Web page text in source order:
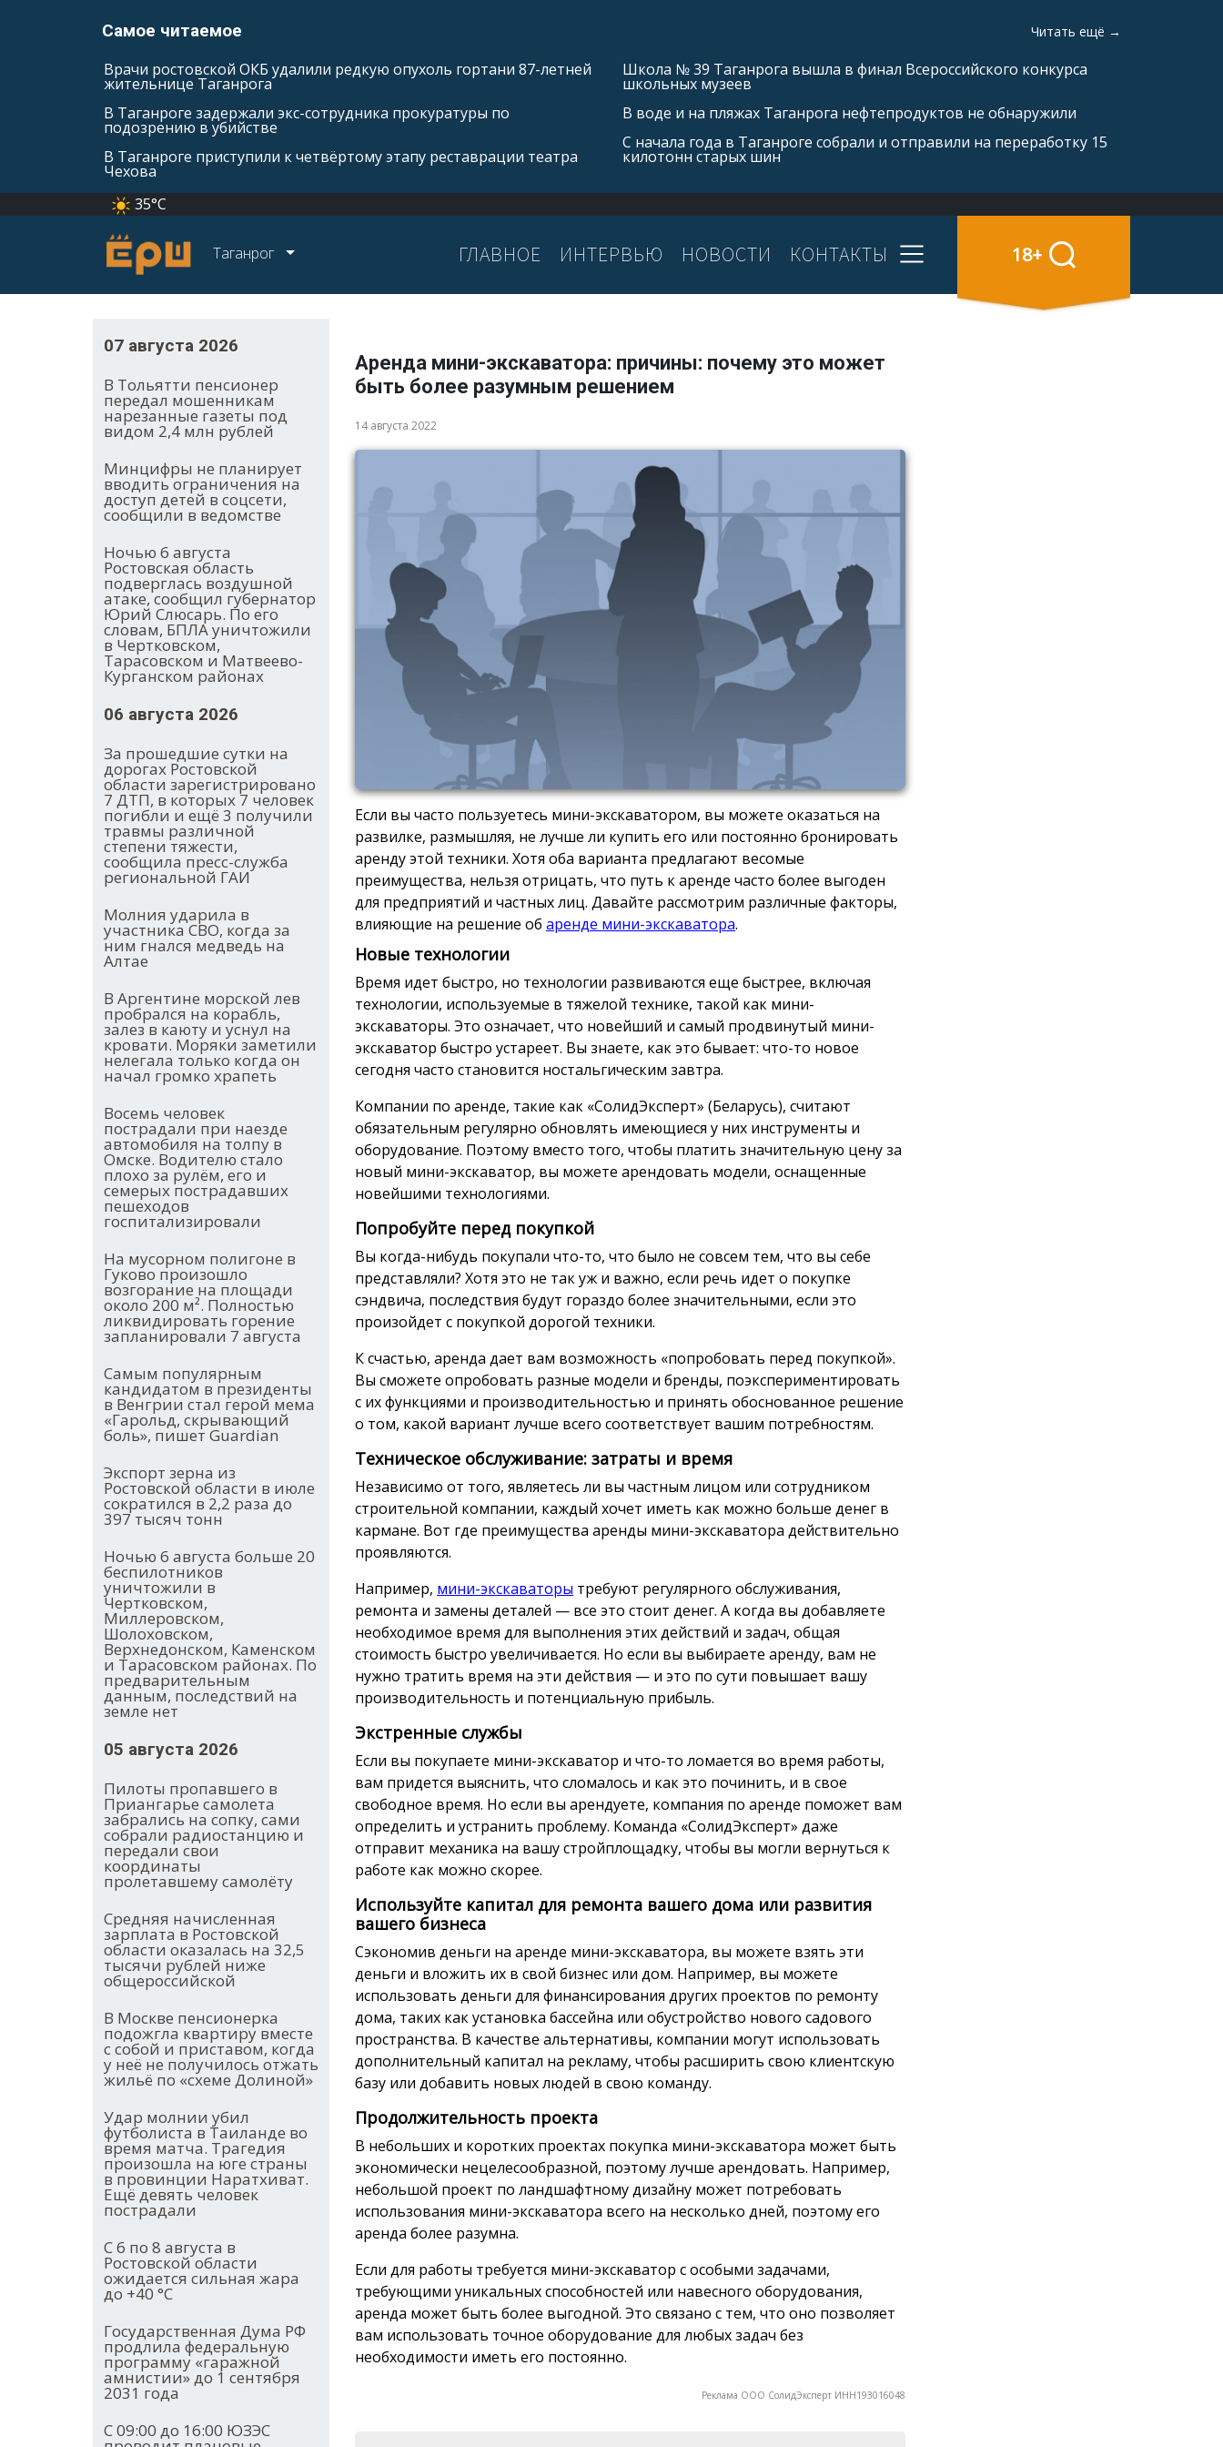
Самое читаемое Читать ещё →
Врачи ростовской ОКБ удалили редкую опухоль гортани 87-летней
жительнице Таганрога
В Таганроге задержали экс-сотрудника прокуратуры по
подозрению в убийстве
В Таганроге приступили к четвёртому этапу реставрации театра
Чехова
Школа № 39 Таганрога вышла в финал Всероссийского конкурса
школьных музеев
В воде и на пляжах Таганрога нефтепродуктов не обнаружили
С начала года в Таганроге собрали и отправили на переработку 15
килотонн старых шин
35°C
Таганрог ГЛАВНОЕ ИНТЕРВЬЮ НОВОСТИ КОНТАКТЫ 18+
07 августа 2026
В Тольятти пенсионер
передал мошенникам
нарезанные газеты под
видом 2,4 млн рублей
Минцифры не планирует
вводить ограничения на
доступ детей в соцсети,
сообщили в ведомстве
Ночью 6 августа
Ростовская область
подверглась воздушной
атаке, сообщил губернатор
Юрий Слюсарь. По его
словам, БПЛА уничтожили
в Чертковском,
Тарасовском и Матвеево-
Курганском районах
06 августа 2026
За прошедшие сутки на
дорогах Ростовской
области зарегистрировано
7 ДТП, в которых 7 человек
погибли и ещё 3 получили
травмы различной
степени тяжести,
сообщила пресс-служба
региональной ГАИ
Молния ударила в
участника СВО, когда за
ним гнался медведь на
Алтае
В Аргентине морской лев
пробрался на корабль,
залез в каюту и уснул на
кровати. Моряки заметили
нелегала только когда он
начал громко храпеть
Восемь человек
пострадали при наезде
автомобиля на толпу в
Омске. Водителю стало
плохо за рулём, его и
семерых пострадавших
пешеходов
госпитализировали
На мусорном полигоне в
Гуково произошло
возгорание на площади
около 200 м². Полностью
ликвидировать горение
запланировали 7 августа
Самым популярным
кандидатом в президенты
в Венгрии стал герой мема
«Гарольд, скрывающий
боль», пишет Guardian
Экспорт зерна из
Ростовской области в июле
сократился в 2,2 раза до
397 тысяч тонн
Ночью 6 августа больше 20
беспилотников
уничтожили в
Чертковском,
Миллеровском,
Шолоховском,
Верхнедонском, Каменском
и Тарасовском районах. По
предварительным
данным, последствий на
земле нет
05 августа 2026
Пилоты пропавшего в
Приангарье самолета
забрались на сопку, сами
собрали радиостанцию и
передали свои
координаты
пролетавшему самолёту
Средняя начисленная
зарплата в Ростовской
области оказалась на 32,5
тысячи рублей ниже
общероссийской
В Москве пенсионерка
подожгла квартиру вместе
с собой и приставом, когда
у неё не получилось отжать
жильё по «схеме Долиной»
Удар молнии убил
футболиста в Таиланде во
время матча. Трагедия
произошла на юге страны
в провинции Наратхиват.
Ещё девять человек
пострадали
С 6 по 8 августа в
Ростовской области
ожидается сильная жара
до +40 °С
Государственная Дума РФ
продлила федеральную
программу «гаражной
амнистии» до 1 сентября
2031 года
С 09:00 до 16:00 ЮЗЭС
Аренда мини-экскаватора: причины: почему это может
быть более разумным решением
14 августа 2022
Если вы часто пользуетесь мини-экскаватором, вы можете оказаться на
развилке, размышляя, не лучше ли купить его или постоянно бронировать
аренду этой техники. Хотя оба варианта предлагают весомые
преимущества, нельзя отрицать, что путь к аренде часто более выгоден
для предприятий и частных лиц. Давайте рассмотрим различные факторы,
влияющие на решение об аренде мини-экскаватора.
Новые технологии
Время идет быстро, но технологии развиваются еще быстрее, включая
технологии, используемые в тяжелой технике, такой как мини-
экскаваторы. Это означает, что новейший и самый продвинутый мини-
экскаватор быстро устареет. Вы знаете, как это бывает: что-то новое
сегодня часто становится ностальгическим завтра.
Компании по аренде, такие как «СолидЭксперт» (Беларусь), считают
обязательным регулярно обновлять имеющиеся у них инструменты и
оборудование. Поэтому вместо того, чтобы платить значительную цену за
новый мини-экскаватор, вы можете арендовать модели, оснащенные
новейшими технологиями.
Попробуйте перед покупкой
Вы когда-нибудь покупали что-то, что было не совсем тем, что вы себе
представляли? Хотя это не так уж и важно, если речь идет о покупке
сэндвича, последствия будут гораздо более значительными, если это
произойдет с покупкой дорогой техники.
К счастью, аренда дает вам возможность «попробовать перед покупкой».
Вы сможете опробовать разные модели и бренды, поэкспериментировать
с их функциями и производительностью и принять обоснованное решение
о том, какой вариант лучше всего соответствует вашим потребностям.
Техническое обслуживание: затраты и время
Независимо от того, являетесь ли вы частным лицом или сотрудником
строительной компании, каждый хочет иметь как можно больше денег в
кармане. Вот где преимущества аренды мини-экскаватора действительно
проявляются.
Например, мини-экскаваторы требуют регулярного обслуживания,
ремонта и замены деталей — все это стоит денег. А когда вы добавляете
необходимое время для выполнения этих действий и задач, общая
стоимость быстро увеличивается. Но если вы выбираете аренду, вам не
нужно тратить время на эти действия — и это по сути повышает вашу
производительность и потенциальную прибыль.
Экстренные службы
Если вы покупаете мини-экскаватор и что-то ломается во время работы,
вам придется выяснить, что сломалось и как это починить, и в свое
свободное время. Но если вы арендуете, компания по аренде поможет вам
определить и устранить проблему. Команда «СолидЭксперт» даже
отправит механика на вашу стройплощадку, чтобы вы могли вернуться к
работе как можно скорее.
Используйте капитал для ремонта вашего дома или развития
вашего бизнеса
Сэкономив деньги на аренде мини-экскаватора, вы можете взять эти
деньги и вложить их в свой бизнес или дом. Например, вы можете
использовать деньги для финансирования других проектов по ремонту
дома, таких как установка бассейна или обустройство нового садового
пространства. В качестве альтернативы, компании могут использовать
дополнительный капитал на рекламу, чтобы расширить свою клиентскую
базу или добавить новых людей в свою команду.
Продолжительность проекта
В небольших и коротких проектах покупка мини-экскаватора может быть
экономически нецелесообразной, поэтому лучше арендовать. Например,
небольшой проект по ландшафтному дизайну может потребовать
использования мини-экскаватора всего на несколько дней, поэтому его
аренда более разумна.
Если для работы требуется мини-экскаватор с особыми задачами,
требующими уникальных способностей или навесного оборудования,
аренда может быть более выгодной. Это связано с тем, что оно позволяет
вам использовать точное оборудование для любых задач без
необходимости иметь его постоянно.
Реклама ООО СолидЭксперт ИНН193016048